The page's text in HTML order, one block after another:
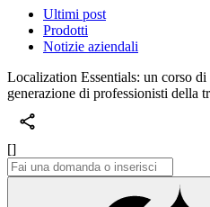
Ultimi post
Prodotti
Notizie aziendali
Localization Essentials: un corso
generazione di professionisti della
[]